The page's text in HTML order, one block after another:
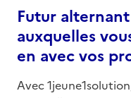
Futur
auxquelles
en avec vos
Avec